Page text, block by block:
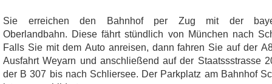
Sie erreichen den Bahnhof per Zug mit der
Oberlandbahn. Diese fährt stündlich von München nach
Falls Sie mit dem Auto anreisen, dann fahren Sie auf der
Ausfahrt Weyarn und anschließend auf der Staatssstrasse
der B 307 bis nach Schliersee. Der Parkplatz am Bahnhof